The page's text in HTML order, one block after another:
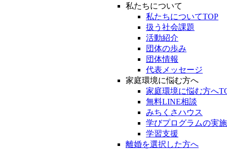
私たちについて
私たちについてTOP
扱う社会課題
活動紹介
団体の歩み
団体情報
代表メッセージ
家庭環境に悩む方へ
家庭環境に悩む方へ
無料LINE相談
みちくさハウス
学びプログラムの実施
学習支援
離婚を選択した方へ